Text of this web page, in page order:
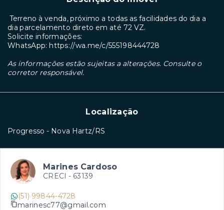
Terreno à venda, próximo a todas as facilidades do dia a
dia parcelamento direto em até 72 VZ.
Solicite informações:
WhatsApp: https://wa.me/c/555198444728
As informações estão sujeitas a alterações. Consulte o
corretor responsável.
Localização
Progresso - Nova Hartz/RS
Marines Cardoso
CRECI - 63139
(51) 99844-4728
marinesc77@gmail.com